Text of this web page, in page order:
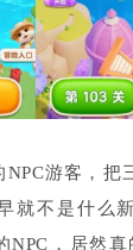
游客，把
就不是什么
NPC，居然